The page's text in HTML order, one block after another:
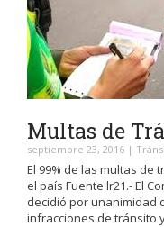
Multas de
septiembre 23, 2016 |
El 99% de las multas de
el país Fuente lr21.- El
decidió por unanimidad
infracciones de tránsito